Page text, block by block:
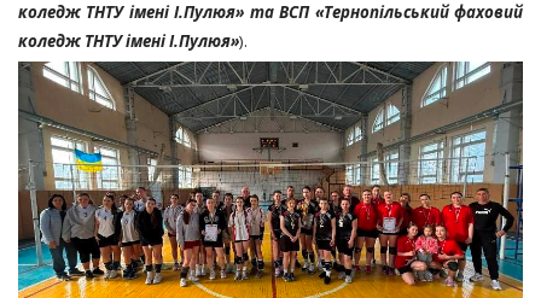
коледж ТНТУ імені І.Пулюя» та ВСП «Тернопільський фаховий
коледж ТНТУ імені І.Пулюя»).